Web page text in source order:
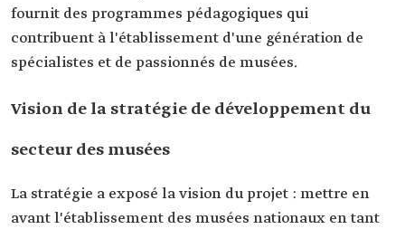
fournit des programmes pédagogiques qui
contribuent à l'établissement d'une génération de
spécialistes et de passionnés de musées.
Vision de la stratégie de développement du
secteur des musées
La stratégie a exposé la vision du projet : mettre en
avant l'établissement des musées nationaux en tant